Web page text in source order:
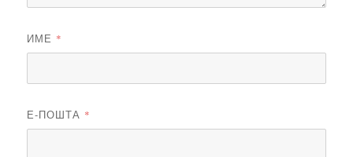
ИМЕ *
Е-ПОШТА *